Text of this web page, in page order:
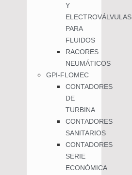
Y
ELECTROVÁLVULAS
PARA
FLUIDOS
RACORES
NEUMÁTICOS
GPI-FLOMEC
CONTADORES
DE
TURBINA
CONTADORES
SANITARIOS
CONTADORES
SERIE
ECONÓMICA